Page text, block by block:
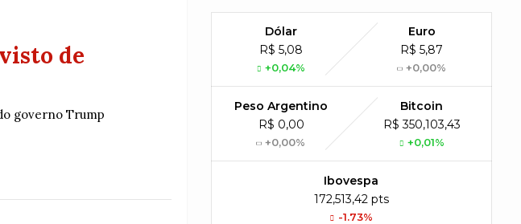
de
governo Trump
Dólar
R$ 5,08
+0,04%
Euro
R$ 5,87
+0,00%
Peso Argentino
R$ 0,00
+0,00%
Bitcoin
R$ 350,103,43
+0,01%
Ibovespa
172,513,42 pts
-1.73%